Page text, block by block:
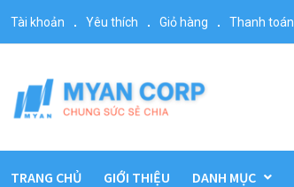
Tài khoản Yêu thích Giỏ hàng Thanh toán
TRANG CHỦ GIỚI THIỆU DANH MỤC